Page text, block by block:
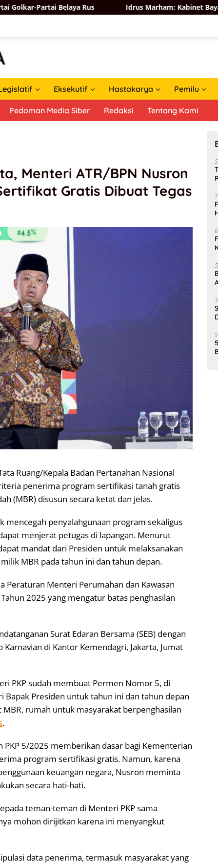
Rus Idrus Marham: Kabinet Bayangan Sah
Eksekutif Hastakarya Pemilu
Pedoman Media Siber Redaksi Tentang Kami
Menteri ATR/BPN Nusron
Gratis Dibuat Tegas
Ruang/Kepala Badan Pertanahan Nasional
penerima program sertifikasi tanah gratis
(MBR) disusun secara ketat dan jelas.
mencegah penyalahgunaan program sekaligus
menjerat petugas di lapangan. Menurut
mandat dari Presiden untuk melaksanakan
MBR pada tahun ini dan tahun depan.
Peraturan Menteri Perumahan dan Kawasan
2025 yang mengatur batas penghasilan
Surat Edaran Bersama (SEB) dengan
di Kantor Kemendagri, Jakarta, Jumat
PKP sudah membuat Permen Nomor 5, di
Presiden untuk tahun ini dan tahun depan
rumah untuk masyarakat berpenghasilan
.
5/2025 memberikan dasar bagi Kementerian
program sertifikasi gratis. Namun, karena
keuangan negara, Nusron meminta
secara hati-hati.
teman-teman di Menteri PKP sama
mohon dirijitkan karena ini menyangkut
data penerima, termasuk masyarakat yang